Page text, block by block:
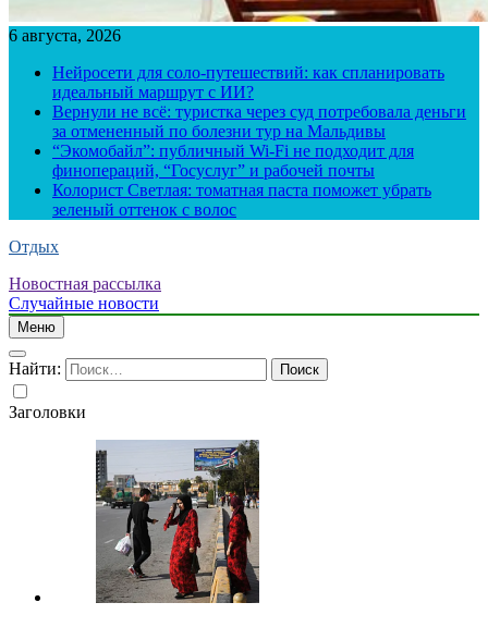
6 августа, 2026
Нейросети для соло-путешествий: как спланировать
идеальный маршрут с ИИ?
Вернули не всё: туристка через суд потребовала деньги
за отмененный по болезни тур на Мальдивы
“Экомобайл”: публичный Wi-Fi не подходит для
финопераций, “Госуслуг” и рабочей почты
Колорист Светлая: томатная паста поможет убрать
зеленый оттенок с волос
Отдых
Новостная рассылка
Случайные новости
Меню
Найти:
Заголовки